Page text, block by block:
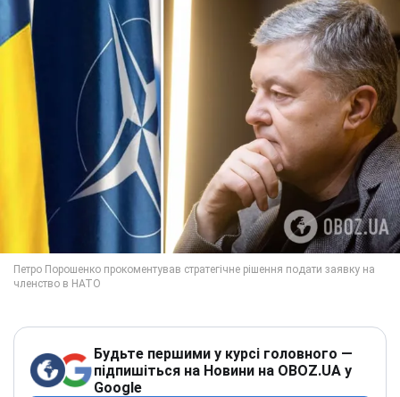
Будьте першими у курсі головного —
підпишіться на Новини на OBOZ.UA у
Google